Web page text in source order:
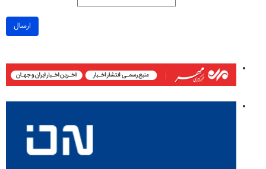
ارسال